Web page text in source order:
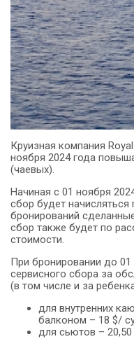
Круизная компания
ноября 2024 года
(чаевых).
Начиная с 01 ноября
сбор будет
бронирований
сбор также будет по
стоимости.
При бронировании до 01
сервисного сбора за
(в том числе и за
для внутренних
балконом – 18 $/
для сьютов – 20,50